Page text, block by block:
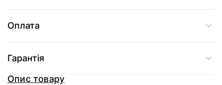
Оплата
Гарантія
Опис товару